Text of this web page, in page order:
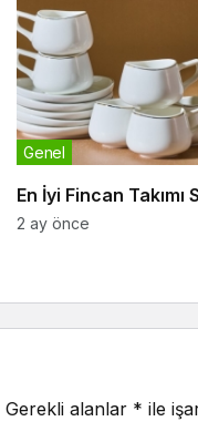
En İyi Fincan
Genel
2 ay önce
Gerekli alanlar * ile